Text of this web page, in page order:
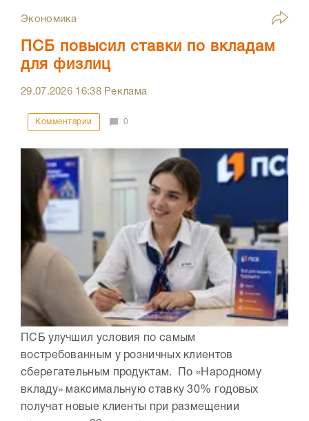
Экономика
ПСБ повысил ставки по вкладам
для физлиц
29.07.2026 16:38Реклама
Комментарии 0
ПСБ улучшил условия по самым
востребованным у розничных клиентов
сберегательным продуктам. По «Народному
вкладу» максимальную ставку 30% годовых
получат новые клиенты при размещении